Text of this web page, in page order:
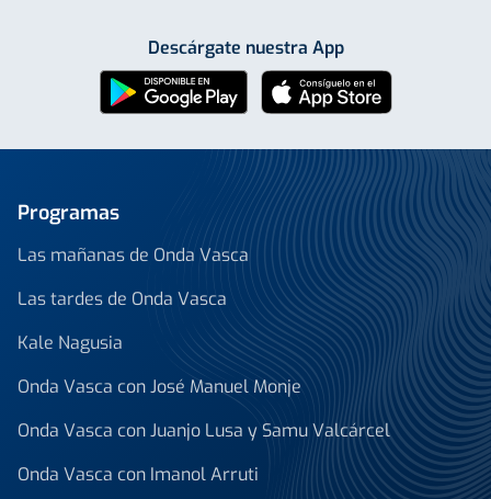
Descárgate nuestra App
Programas
Las mañanas de Onda Vasca
Las tardes de Onda Vasca
Kale Nagusia
Onda Vasca con José Manuel Monje
Onda Vasca con Juanjo Lusa y Samu Valcárcel
Onda Vasca con Imanol Arruti